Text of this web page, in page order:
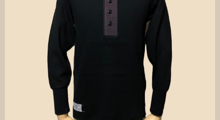
SEARCH